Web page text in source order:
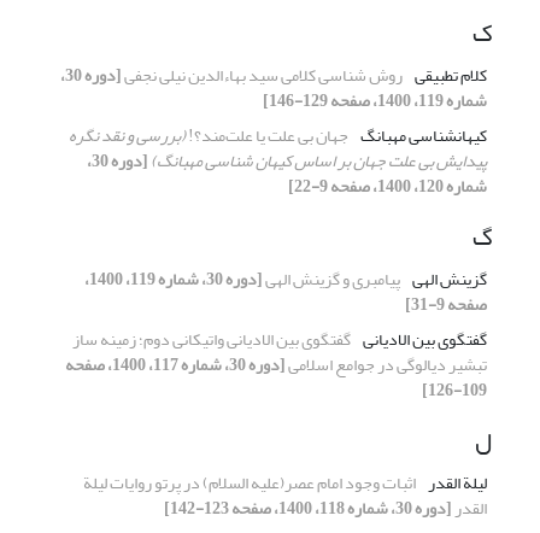
ک
کلام تطبیقی روش شناسی کلامی سید بهاءالدین نیلی نجفی [دوره 30،
شماره 119، 1400، صفحه 129-146]
کیهان‏شناسی مه‎بانگ
جهان بی علت یا علت‌مند؟!(بررسی و نقد نگره
پیدایش بی ‎علت جهان بر اساس کیهان‎ شناسی مه‎بانگ) [دوره 30،
شماره 120، 1400، صفحه 9-22]
گ
گزینش الهی پیامبری و گزینش الهی [دوره 30، شماره 119، 1400،
صفحه 9-31]
گفتگوی بین الادیانی گفتگوی بین الادیانی واتیکانی دوم؛ زمینه ساز
تبشیر دیالوگی در جوامع اسلامی [دوره 30، شماره 117، 1400، صفحه
109-126]
ل
لیلة القدر اثبات وجود امام عصر(علیه السلام) در پرتو روایات لیلة
القدر[دوره 30، شماره 118، 1400، صفحه 123-142]